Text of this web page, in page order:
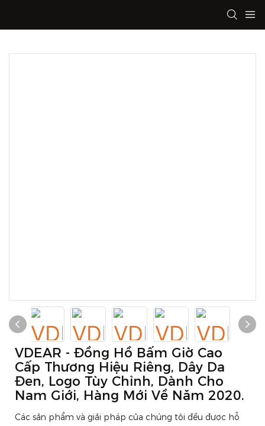
VDEAR - Đồng Hồ Bấm Giờ Cao
Cấp Thương Hiệu Riêng, Dây Da
Đen, Logo Tùy Chỉnh, Dành Cho
Nam Giới, Hàng Mới Về Năm 2020.
Các sản phẩm và giải pháp của chúng tôi đều được hỗ